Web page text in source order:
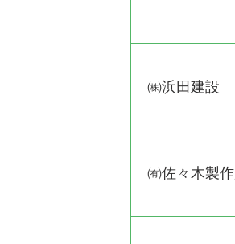
㈱浜田建設
㈲佐々木製